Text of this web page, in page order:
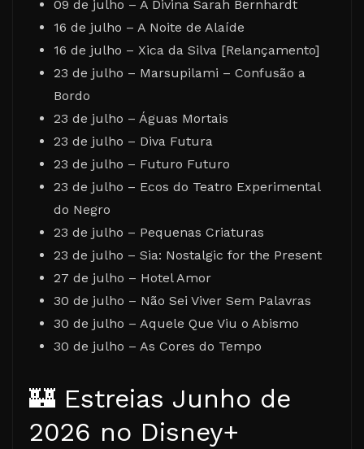
09 de julho – A Divina Sarah Bernhardt
16 de julho – A Noite de Alaíde
16 de julho – Xica da Silva [Relançamento]
23 de julho – Marsupilami – Confusão a
Bordo
23 de julho – Águas Mortais
23 de julho – Diva Futura
23 de julho – Futuro Futuro
23 de julho – Ecos do Teatro Experimental
do Negro
23 de julho – Pequenas Criaturas
23 de julho – Sia: Nostalgic for the Present
27 de julho – Hotel Amor
30 de julho – Não Sei Viver Sem Palavras
30 de julho – Aquele Que Viu o Abismo
30 de julho – As Cores do Tempo
🏰 Estreias Junho de
2026 no Disney+